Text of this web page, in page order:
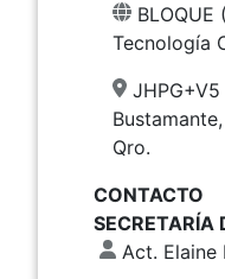
Tecnología
Qro.
CONTACTO
SECRETARÍA
Act. Elaine